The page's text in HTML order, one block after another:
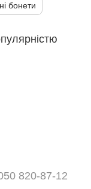
бонети
820-87-12